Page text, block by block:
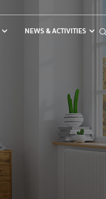
NEWS & ACTIVITIES